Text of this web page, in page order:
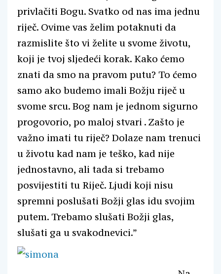
privlačiti Bogu. Svatko od nas ima jednu
riječ. Ovime vas želim potaknuti da
razmislite što vi želite u svome životu,
koji je tvoj sljedeći korak. Kako ćemo
znati da smo na pravom putu? To ćemo
samo ako budemo imali Božju riječ u
svome srcu. Bog nam je jednom sigurno
progovorio, po maloj stvari . Zašto je
važno imati tu riječ? Dolaze nam trenuci
u životu kad nam je teško, kad nije
jednostavno, ali tada si trebamo
posvijestiti tu Riječ. Ljudi koji nisu
spremni poslušati Božji glas idu svojim
putem. Trebamo slušati Božji glas,
slušati ga u svakodnevici.”